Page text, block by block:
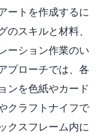
ートを作成するに
スキルと材料、
ーション作業のい
プローチでは、各
ンを色紙やカード
クラフトナイフで
クスフレーム内に